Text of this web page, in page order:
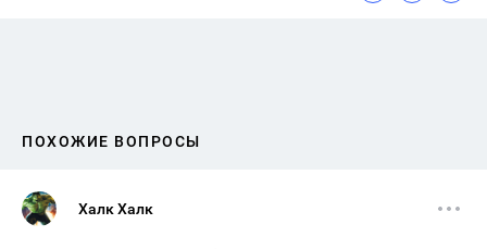
ПОХОЖИЕ ВОПРОСЫ
Халк Халк